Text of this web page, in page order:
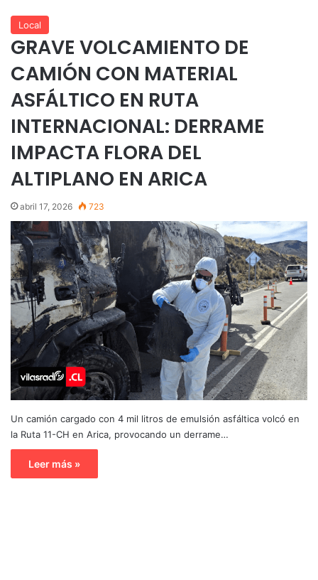
Local
GRAVE VOLCAMIENTO DE
CAMIÓN CON MATERIAL
ASFÁLTICO EN RUTA
INTERNACIONAL: DERRAME
IMPACTA FLORA DEL
ALTIPLANO EN ARICA
abril 17, 2026 723
Un camión cargado con 4 mil litros de emulsión asfáltica volcó en
la Ruta 11-CH en Arica, provocando un derrame…
Leer más »